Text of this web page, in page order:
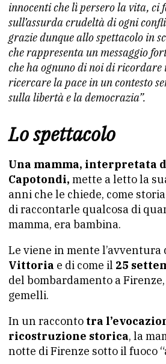
innocenti che lì persero la vita, ci
sull’assurda crudeltà di ogni
grazie dunque allo spettacolo in
che rappresenta un messaggio
che ha ognuno di noi di
ricercare la pace in un contesto
sulla libertà e la democrazia”.
Lo spettacolo
Una mamma, interpretata
Capotondi, mette a letto la
anni che le chiede, come
di raccontarle qualcosa di
mamma, era bambina.
Le viene in mente l’avventura
Vittoria e di come il 25
del bombardamento a
gemelli.
In un racconto tra
ricostruzione storica, la
notte di Firenze sotto il fuoco